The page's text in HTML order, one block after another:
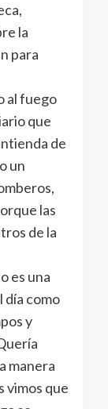
la
para
al fuego
que
de
un
las
de la
es una
día como
y
manera
vimos que